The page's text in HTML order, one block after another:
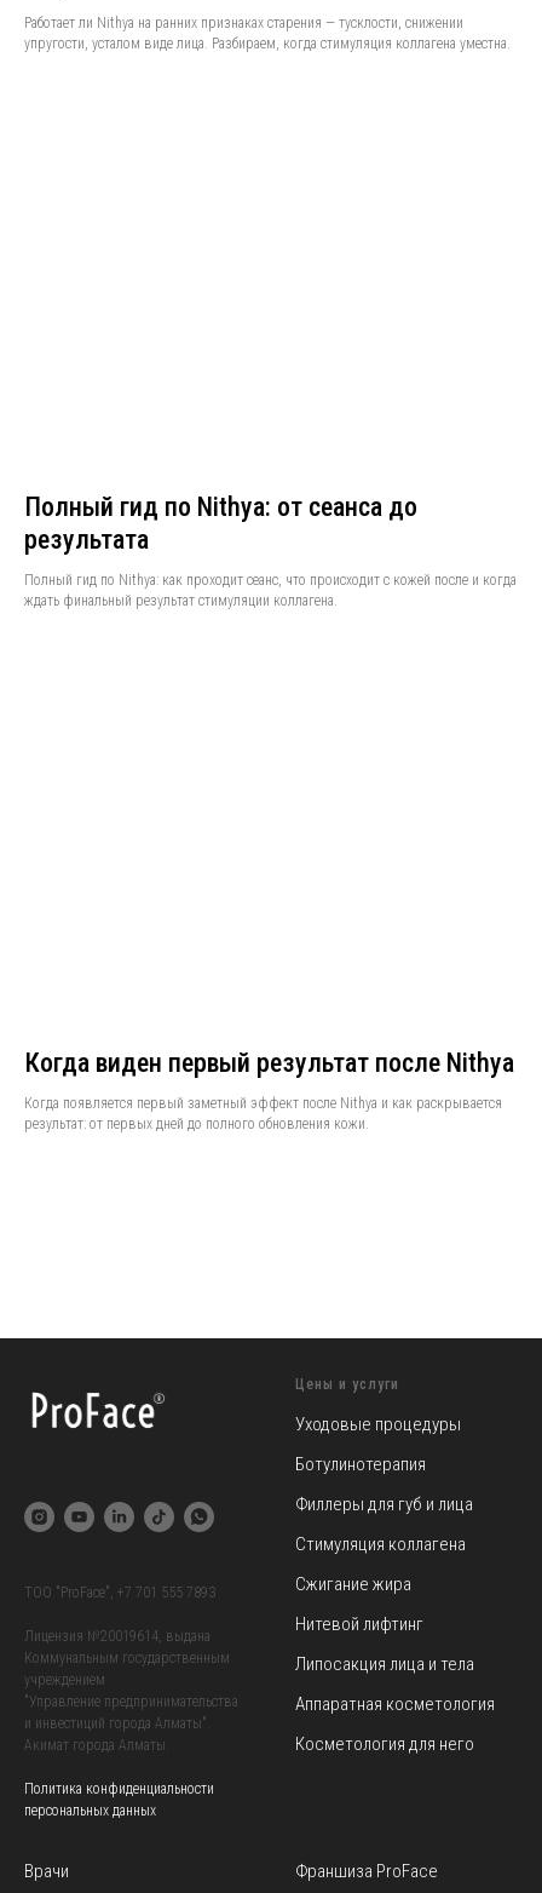
Работает ли Nithya на ранних признаках старения — тусклости, снижении
упругости, усталом виде лица. Разбираем, когда стимуляция коллагена уместна.
Полный гид по Nithya: от сеанса до
результата
Полный гид по Nithya: как проходит сеанс, что происходит с кожей после и когда
ждать финальный результат стимуляции коллагена.
Когда виден первый результат после Nithya
Когда появляется первый заметный эффект после Nithya и как раскрывается
результат: от первых дней до полного обновления кожи.
TOO "ProFace", +7 701 555 7893
Лицензия №20019614, выдана
Коммунальным государственным
учреждением
"Управление предпринимательства
и инвестиций города Алматы".
Акимат города Алматы.
Политика конфиденциальности
персональных данных
Цены и услуги
Уходовые процедуры
Ботулинотерапия
Филлеры для губ и лица
Стимуляция коллагена
Сжигание жира
Нитевой лифтинг
Липосакция лица и тела
Аппаратная косметология
Косметология для него
Врачи Франшиза ProFace